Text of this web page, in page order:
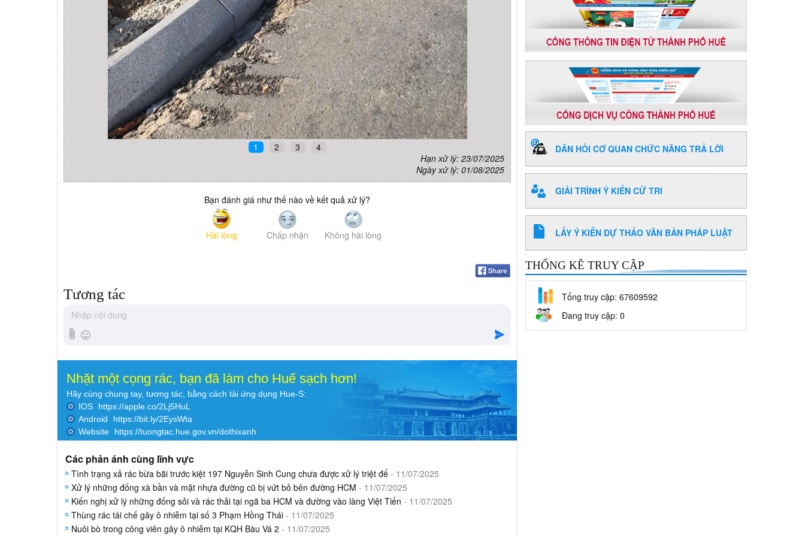
1 2 3
4
Hạn xử lý: 23/07/2025
Ngày xử lý: 01/08/2025
Bạn đánh giá như thế nào về kết quả xử lý?
Hài lòng Chấp nhận Không hài lòng
Tương tác
Nhặt một cọng rác, bạn đã làm cho Huế sạch hơn!
Hãy cùng chung tay, tương tác, bằng cách tải ứng dụng Hue-S:
IOS
https://apple.co/2Lj5HuL
Android
https://bit.ly/2EysWta
Website
https://tuongtac.hue.gov.vn/dothixanh
Các phản ánh cùng lĩnh vực
Tình trạng xả rác bừa bãi trước kiệt 197 Nguyễn Sinh Cung chưa được xử lý triệt để - 11/07/2025
Xử lý những đống xà bần và mặt nhựa đường cũ bị vứt bỏ bên đường HCM - 11/07/2025
Kiến nghị xử lý những đống sỏi và rác thải tại ngã ba HCM và đường vào làng Việt Tiến - 11/07/2025
Thùng rác tái chế gây ô nhiễm tại số 3 Phạm Hồng Thái - 11/07/2025
Nuôi bò trong công viên gây ô nhiễm tại KQH Bàu Vá 2 - 11/07/2025
DÂN HỎI CƠ QUAN CHỨC NĂNG TRẢ LỜI
GIẢI TRÌNH Ý KIẾN CỬ TRI
LẤY Ý KIẾN DỰ THẢO VĂN BẢN PHÁP LUẬT
THỐNG KÊ TRUY CẬP
Tổng truy cập: 67609592
Đang truy cập: 0